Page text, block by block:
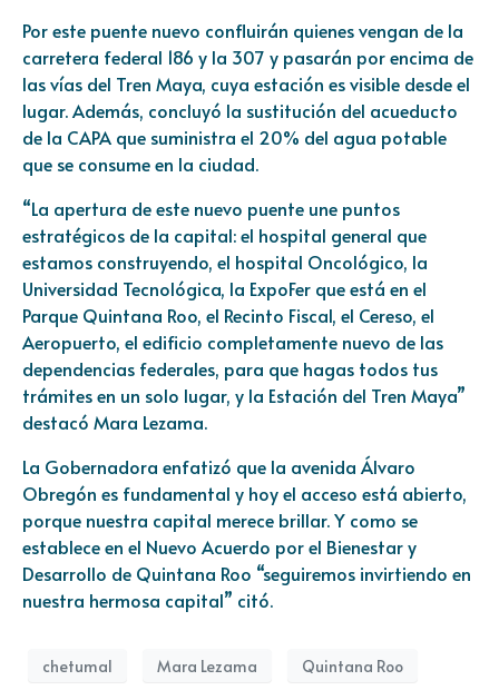
Por este puente nuevo confluirán quienes vengan de la
carretera federal 186 y la 307 y pasarán por encima de
las vías del Tren Maya, cuya estación es visible desde el
lugar. Además, concluyó la sustitución del acueducto
de la CAPA que suministra el 20% del agua potable
que se consume en la ciudad.
“La apertura de este nuevo puente une puntos
estratégicos de la capital: el hospital general que
estamos construyendo, el hospital Oncológico, la
Universidad Tecnológica, la ExpoFer que está en el
Parque Quintana Roo, el Recinto Fiscal, el Cereso, el
Aeropuerto, el edificio completamente nuevo de las
dependencias federales, para que hagas todos tus
trámites en un solo lugar, y la Estación del Tren Maya”
destacó Mara Lezama.
La Gobernadora enfatizó que la avenida Álvaro
Obregón es fundamental y hoy el acceso está abierto,
porque nuestra capital merece brillar. Y como se
establece en el Nuevo Acuerdo por el Bienestar y
Desarrollo de Quintana Roo “seguiremos invirtiendo en
nuestra hermosa capital” citó.
chetumal Mara Lezama Quintana Roo